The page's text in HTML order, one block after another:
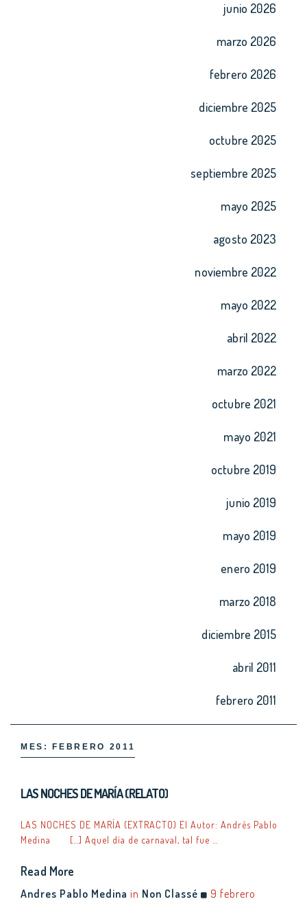
junio 2026
marzo 2026
febrero 2026
diciembre 2025
octubre 2025
septiembre 2025
mayo 2025
agosto 2023
noviembre 2022
mayo 2022
abril 2022
marzo 2022
octubre 2021
mayo 2021
octubre 2019
junio 2019
mayo 2019
enero 2019
marzo 2018
diciembre 2015
abril 2011
febrero 2011
MES: FEBRERO 2011
LAS NOCHES DE MARÍA (RELATO)
LAS NOCHES DE MARÍA (EXTRACTO) El Autor: Andrés Pablo
Medina […] Aquel día de carnaval, tal fue …
Read More
Andres Pablo Medina in Non Classé
9 febrero